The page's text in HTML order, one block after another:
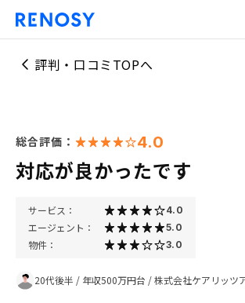
評判・口コミTOPへ
総合評価： 4.0
対応が良かったです
サービス： 4.0
エージェント： 5.0
物件： 3.0
20代後半 / 年収500万円台 /株式会社ケアリッツ